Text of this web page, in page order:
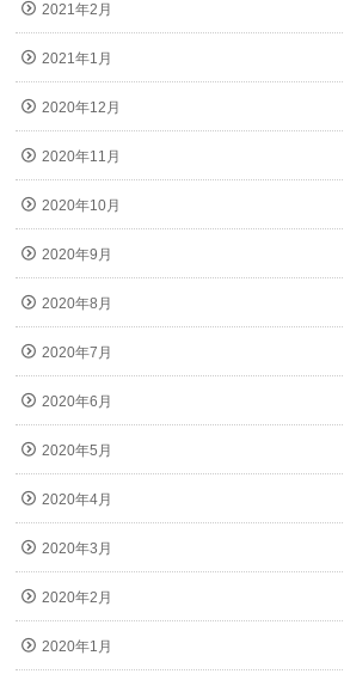
2021年2月
2021年1月
2020年12月
2020年11月
2020年10月
2020年9月
2020年8月
2020年7月
2020年6月
2020年5月
2020年4月
2020年3月
2020年2月
2020年1月